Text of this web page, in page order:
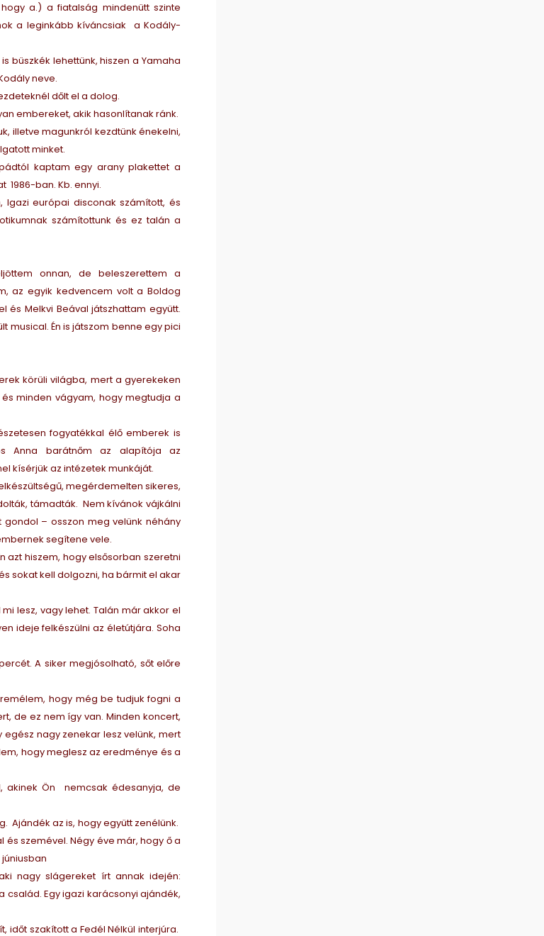
a.) a fiatalság mindenütt szinte
a leginkább kíváncsiak a Kodály-
büszkék lehettünk, hiszen a Yamaha
neve.
dőlt el a dolog.
embereket, akik hasonlítanak ránk.
illetve magunkról kezdtünk énekelni,
minket.
kaptam egy arany plakettet a
1986-ban. Kb. ennyi.
európai disconak számított, és
számítottunk és ez talán a
onnan, de beleszerettem a
az egyik kedvencem volt a Boldog
és Melkvi Beával játszhattam együtt.
musical. Én is játszom benne egy pici
körüli világba, mert a gyerekeken
minden vágyam, hogy megtudja a
fogyatékkal élő emberek is
Anna barátnőm az alapítója az
kísérjük az intézetek munkáját.
megérdemelten sikeres,
támadták. Nem kívánok vájkálni
– osszon meg velünk néhány
segítene vele.
azt hiszem, hogy elsősorban szeretni
sokat kell dolgozni, ha bármit el akar
lesz, vagy lehet. Talán már akkor el
ideje felkészülni az életútjára. Soha
A siker megjósolható, sőt előre
hogy még be tudjuk fogni a
de ez nem így van. Minden koncert,
nagy zenekar lesz velünk, mert
hogy meglesz az eredménye és a
akinek Ön nemcsak édesanyja, de
Ajándék az is, hogy együtt zenélünk.
szemével. Négy éve már, hogy ő a
nagy slágereket írt annak idején:
család. Egy igazi karácsonyi ajándék,
szakított a Fedél Nélkül interjúra.